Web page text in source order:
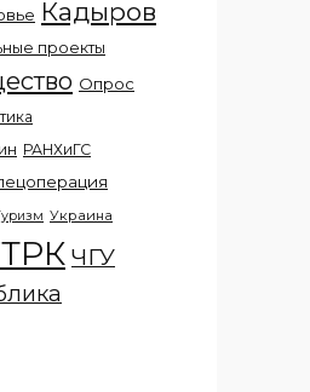
Кадыров
проекты
Опрос
РАНХиГС
Украина
ЧГУ